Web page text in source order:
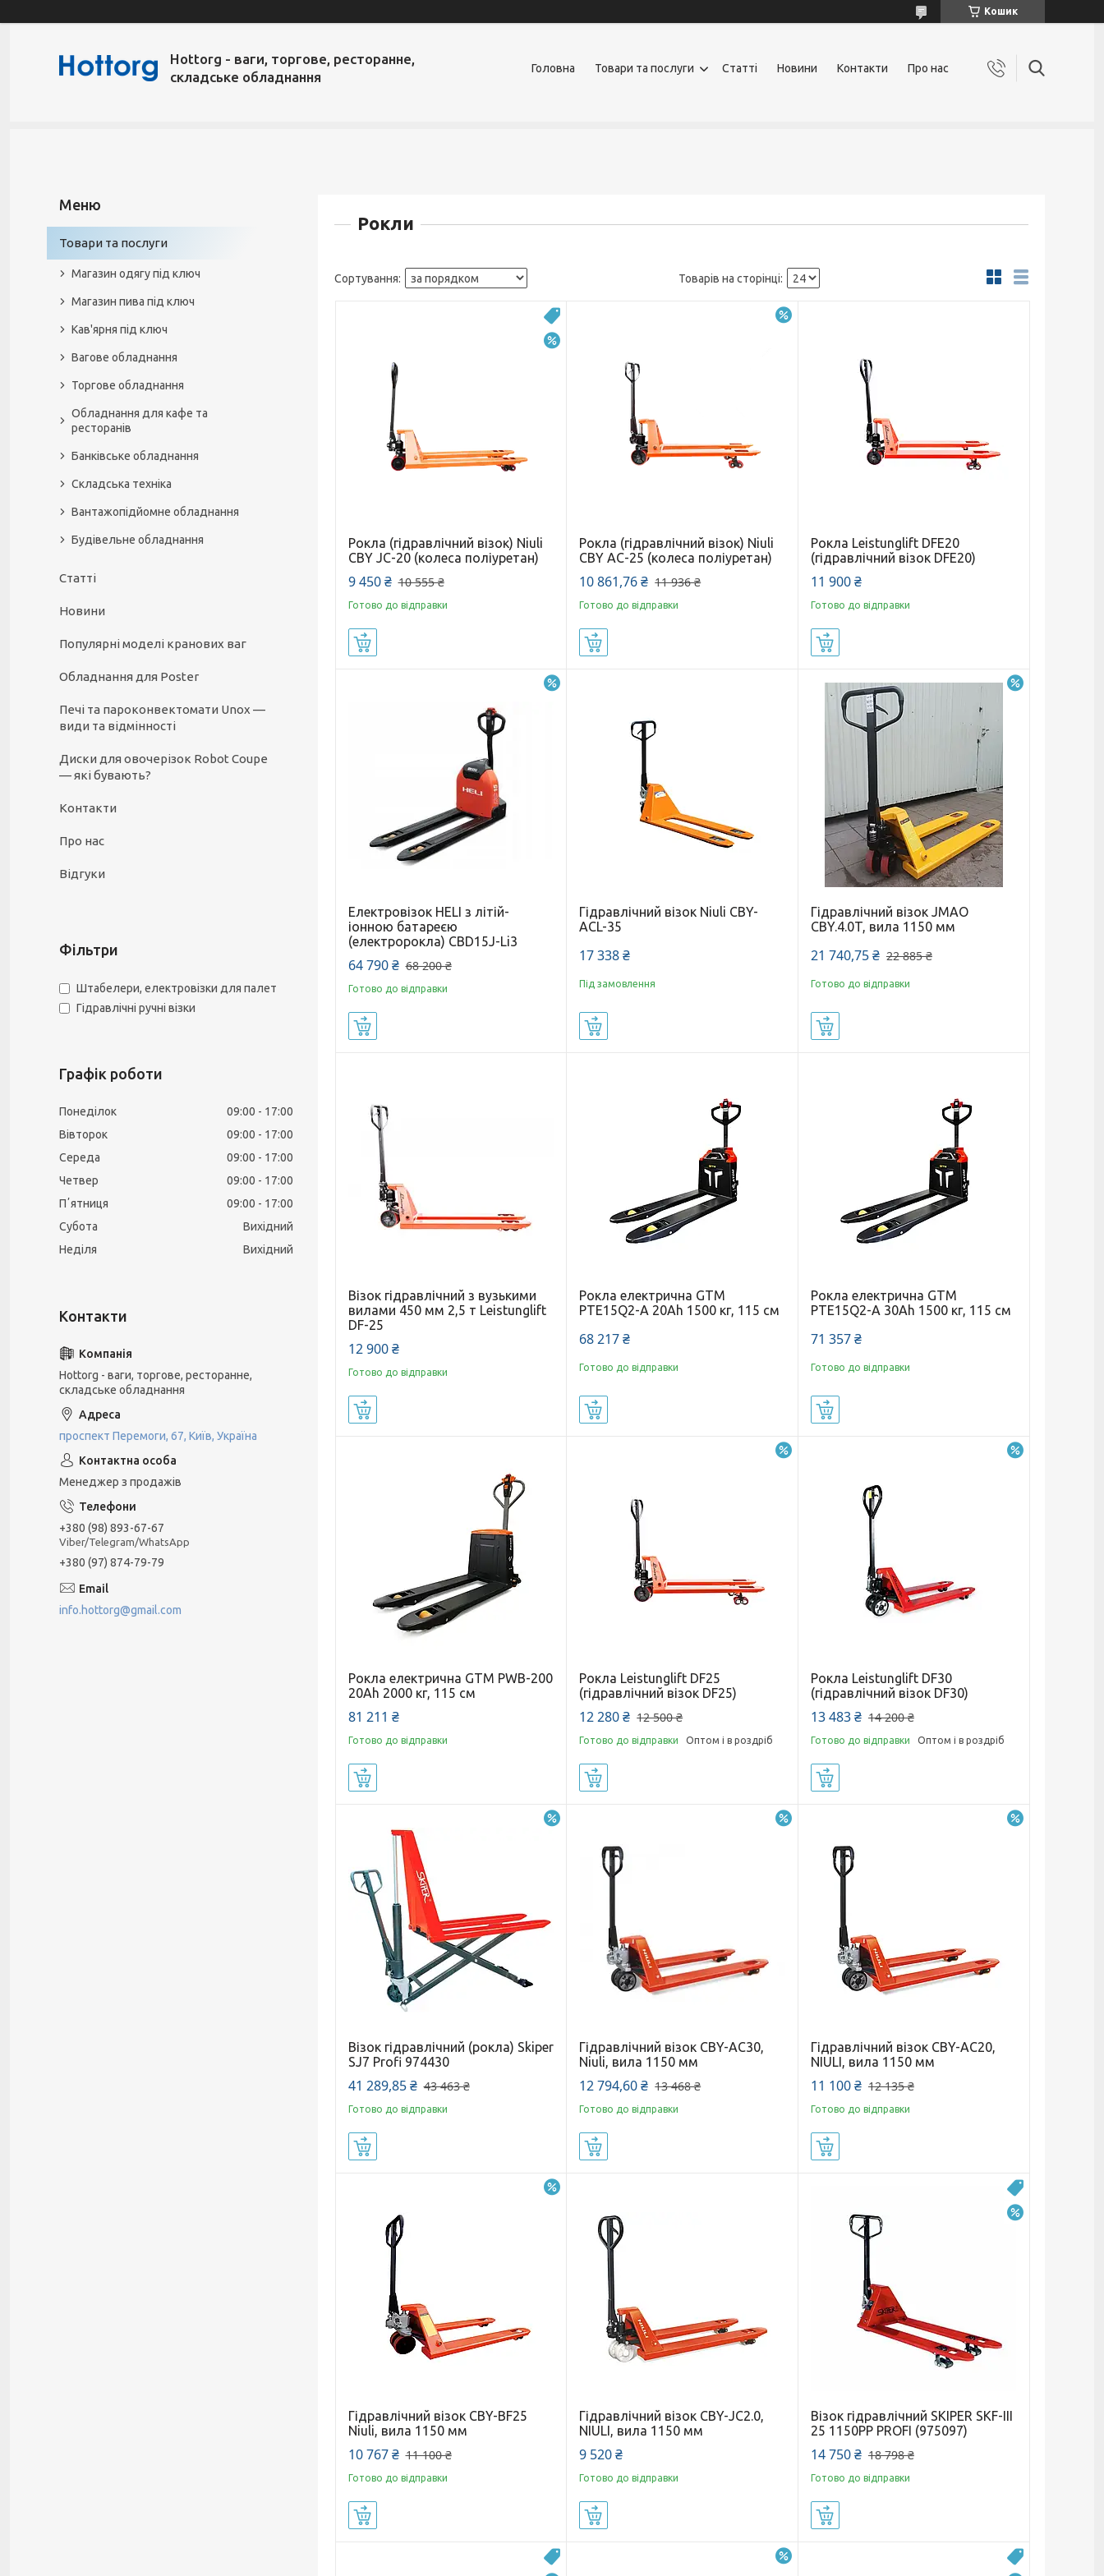
Кошик
Hottorg - ваги, торгове, ресторанне,
складське обладнання
Головна Товари та послуги Статті Новини Контакти Про нас
Рокли
Рокла (гідравлічний візок) Niuli
CBY JС-20 (колеса поліуретан)
9 450 ₴ 10 555 ₴
Готово до відправки
Рокла (гідравлічний візок) Niuli
CBY АС-25 (колеса поліуретан)
10 861,76 ₴ 11 936 ₴
Готово до відправки
Рокла Leistunglift DFE20
(гідравлічний візок DFE20)
11 900 ₴
Готово до відправки
Електровізок HELI з літій-
іонною батареєю
(електророкла) CBD15J-Li3
64 790 ₴ 68 200 ₴
Готово до відправки
Гідравлічний візок Niuli CBY-
ACL-35
17 338 ₴
Під замовлення
Гідравлічний візок JMAO
CBY.4.0T, вила 1150 мм
21 740,75 ₴ 22 885 ₴
Готово до відправки
Візок гідравлічний з вузькими
вилами 450 мм 2,5 т Leistunglift
DF-25
12 900 ₴
Готово до відправки
Рокла електрична GTM
PTE15Q2-A 20Ah 1500 кг, 115 см
68 217 ₴
Готово до відправки
Рокла електрична GTM
PTE15Q2-A 30Ah 1500 кг, 115 см
71 357 ₴
Готово до відправки
Рокла електрична GTM PWB-200
20Ah 2000 кг, 115 см
81 211 ₴
Готово до відправки
Рокла Leistunglift DF25
(гідравлічний візок DF25)
12 280 ₴ 12 500 ₴
Готово до відправки Оптом і в роздріб
Рокла Leistunglift DF30
(гідравлічний візок DF30)
13 483 ₴ 14 200 ₴
Готово до відправки Оптом і в роздріб
Візок гідравлічний (рокла) Skiper
SJ7 Profi 974430
41 289,85 ₴ 43 463 ₴
Готово до відправки
Гідравлічний візок CBY-AC30,
Niuli, вила 1150 мм
12 794,60 ₴ 13 468 ₴
Готово до відправки
Гідравлічний візок CBY-AC20,
NIULI, вила 1150 мм
11 100 ₴ 12 135 ₴
Готово до відправки
Гідравлічний візок CBY-BF25
Niuli, вила 1150 мм
10 767 ₴ 11 100 ₴
Готово до відправки
Гідравлічний візок CBY-JC2.0,
NIULI, вила 1150 мм
9 520 ₴
Готово до відправки
Візок гідравлічний SKIPER SKF-III
25 1150PP PROFI (975097)
14 750 ₴ 18 798 ₴
Готово до відправки
Товари та послуги
Магазин одягу під ключ
Магазин пива під ключ
Кав'ярня під ключ
Вагове обладнання
Торгове обладнання
Обладнання для кафе та
ресторанів
Банківське обладнання
Складська техніка
Вантажопідйомне обладнання
Будівельне обладнання
Статті
Новини
Популярні моделі кранових ваг
Обладнання для Poster
Печі та пароконвектомати Unox —
види та відмінності
Диски для овочерізок Robot Coupe
— які бувають?
Контакти
Про нас
Відгуки
Фільтри
Штабелери, електровізки для палет
Гідравлічні ручні візки
Графік роботи
Понеділок 09:00
17:00
Вівторок
09:00
17:00
Середа
09:00
17:00
Четвер
09:00
17:00
Пʼятниця
09:00
17:00
Субота
Вихідний
Неділя
Вихідний
Hottorg - ваги, торгове, ресторанне,
складське обладнання
проспект Перемоги, 67, Київ, Україна
Менеджер з продажів
+380 (98) 893-67-67
Viber/Telegram/WhatsApp
+380 (97) 874-79-79
info.hottorg@gmail.com